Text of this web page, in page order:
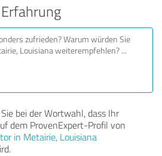
bei der Wortwahl, dass Ihr
dem ProvenExpert-Profil von
in Metairie, Louisiana